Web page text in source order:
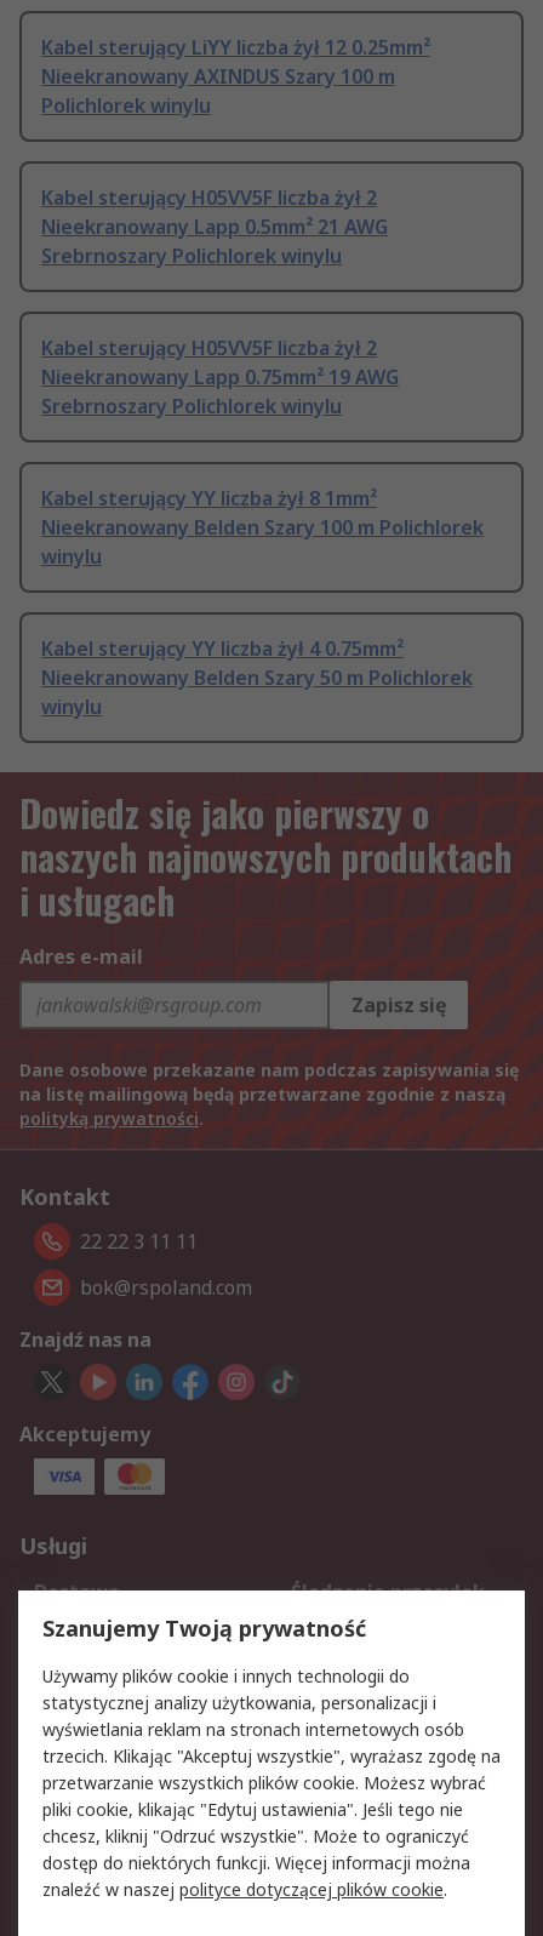
Kabel sterujący LiYY liczba żył 12 0.25mm²
Nieekranowany AXINDUS Szary 100 m
Polichlorek winylu
Kabel sterujący H05VV5F liczba żył 2
Nieekranowany Lapp 0.5mm² 21 AWG
Srebrnoszary Polichlorek winylu
Kabel sterujący H05VV5F liczba żył 2
Nieekranowany Lapp 0.75mm² 19 AWG
Srebrnoszary Polichlorek winylu
Kabel sterujący YY liczba żył 8 1mm²
Nieekranowany Belden Szary 100 m Polichlorek
winylu
Kabel sterujący YY liczba żył 4 0.75mm²
Nieekranowany Belden Szary 50 m Polichlorek
winylu
Dowiedz się jako pierwszy o
naszych najnowszych produktach
i usługach
Adres e-mail
Zapisz się
Dane osobowe przekazane nam podczas zapisywania się
na listę mailingową będą przetwarzane zgodnie z naszą
polityką prywatności.
Kontakt
22 22 3 11 11
bok@rspoland.com
Znajdź nas na
Akceptujemy
Usługi
Dostawa
Śledzenie przesyłek
Reklamacje i zwroty
Rejestracja
Aspekty prawne
Bezpieczeństwo e-
maila
Polityka dotycząca
plików cookie
Polityka prywatności
Użytkowanie witryny
Zastrzeżenia prawne
Warunki Sprzedaży
Szanujemy Twoją prywatność
Używamy plików cookie i innych technologii do
statystycznej analizy użytkowania, personalizacji i
wyświetlania reklam na stronach internetowych osób
trzecich. Klikając "Akceptuj wszystkie", wyrażasz zgodę na
przetwarzanie wszystkich plików cookie. Możesz wybrać
pliki cookie, klikając "Edytuj ustawienia". Jeśli tego nie
chcesz, kliknij "Odrzuć wszystkie". Może to ograniczyć
dostęp do niektórych funkcji. Więcej informacji można
znaleźć w naszej polityce dotyczącej plików cookie.